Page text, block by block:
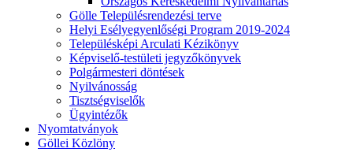
Gölle Településrendezési terve
Helyi Esélyegyenlőségi Program 2019-2024
Településképi Arculati Kézikönyv
Képviselő-testületi jegyzőkönyvek
Polgármesteri döntések
Nyilvánosság
Tisztségviselők
Ügyintézők
Nyomtatványok
Göllei Közlöny